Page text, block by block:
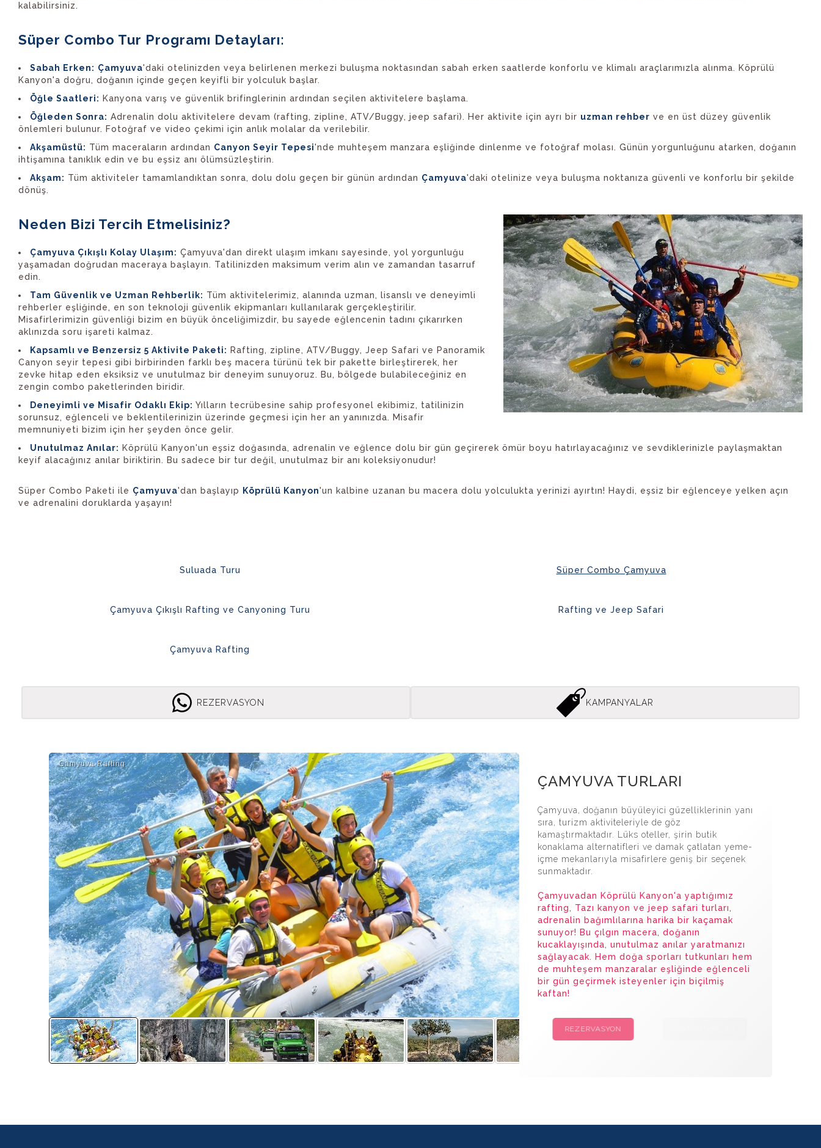
kalabilirsiniz.
Süper Combo Tur Programı Detayları:
Sabah Erken: Çamyuva'daki otelinizden veya belirlenen merkezi buluşma noktasından sabah erken saatlerde konforlu ve klimalı araçlarımızla alınma. Köprülü
Kanyon'a doğru, doğanın içinde geçen keyifli bir yolculuk başlar.
Öğle Saatleri: Kanyona varış ve güvenlik brifinglerinin ardından seçilen aktivitelere başlama.
Öğleden Sonra: Adrenalin dolu aktivitelere devam (rafting, zipline, ATV/Buggy, jeep safari). Her aktivite için ayrı bir uzman rehber ve en üst düzey güvenlik
önlemleri bulunur. Fotoğraf ve video çekimi için anlık molalar da verilebilir.
Akşamüstü: Tüm maceraların ardından Canyon Seyir Tepesi'nde muhteşem manzara eşliğinde dinlenme ve fotoğraf molası. Günün yorgunluğunu atarken, doğanın
ihtişamına tanıklık edin ve bu eşsiz anı ölümsüzleştirin.
Akşam: Tüm aktiviteler tamamlandıktan sonra, dolu dolu geçen bir günün ardından Çamyuva'daki otelinize veya buluşma noktanıza güvenli ve konforlu bir şekilde
dönüş.
Neden Bizi Tercih Etmelisiniz?
Çamyuva Çıkışlı Kolay Ulaşım: Çamyuva'dan direkt ulaşım imkanı sayesinde, yol yorgunluğu
yaşamadan doğrudan maceraya başlayın. Tatilinizden maksimum verim alın ve zamandan tasarruf
edin.
Tam Güvenlik ve Uzman Rehberlik: Tüm aktivitelerimiz, alanında uzman, lisanslı ve deneyimli
rehberler eşliğinde, en son teknoloji güvenlik ekipmanları kullanılarak gerçekleştirilir.
Misafirlerimizin güvenliği bizim en büyük önceliğimizdir, bu sayede eğlencenin tadını çıkarırken
aklınızda soru işareti kalmaz.
Kapsamlı ve Benzersiz 5 Aktivite Paketi: Rafting, zipline, ATV/Buggy, Jeep Safari ve Panoramik
Canyon seyir tepesi gibi birbirinden farklı beş macera türünü tek bir pakette birleştirerek, her
zevke hitap eden eksiksiz ve unutulmaz bir deneyim sunuyoruz. Bu, bölgede bulabileceğiniz en
zengin combo paketlerinden biridir.
Deneyimli ve Misafir Odaklı Ekip: Yılların tecrübesine sahip profesyonel ekibimiz, tatilinizin
sorunsuz, eğlenceli ve beklentilerinizin üzerinde geçmesi için her an yanınızda. Misafir
memnuniyeti bizim için her şeyden önce gelir.
Unutulmaz Anılar: Köprülü Kanyon'un eşsiz doğasında, adrenalin ve eğlence dolu bir gün geçirerek ömür boyu hatırlayacağınız ve sevdiklerinizle paylaşmaktan
keyif alacağınız anılar biriktirin. Bu sadece bir tur değil, unutulmaz bir anı koleksiyonudur!
Süper Combo Paketi ile Çamyuva'dan başlayıp Köprülü Kanyon'un kalbine uzanan bu macera dolu yolculukta yerinizi ayırtın! Haydi, eşsiz bir eğlenceye yelken açın
ve adrenalini doruklarda yaşayın!
Suluada Turu Süper Combo Çamyuva
Çamyuva Çıkışlı Rafting ve Canyoning Turu Rafting ve Jeep Safari
Çamyuva Rafting
REZERVASYON KAMPANYALAR
Camyuva Rafti̇ng
ÇAMYUVA TURLARI
Çamyuva, doğanın büyüleyici güzelliklerinin yanı
sıra, turizm aktiviteleriyle de göz
kamaştırmaktadır. Lüks oteller, şirin butik
konaklama alternatifleri ve damak çatlatan yeme-
içme mekanlarıyla misafirlere geniş bir seçenek
sunmaktadır.
Çamyuvadan Köprülü Kanyon'a yaptığımız
rafting, Tazı kanyon ve jeep safari turları,
adrenalin bağımlılarına harika bir kaçamak
sunuyor! Bu çılgın macera, doğanın
kucaklayışında, unutulmaz anılar yaratmanızı
sağlayacak. Hem doğa sporları tutkunları hem
de muhteşem manzaralar eşliğinde eğlenceli
bir gün geçirmek isteyenler için biçilmiş
kaftan!
REZERVASYON